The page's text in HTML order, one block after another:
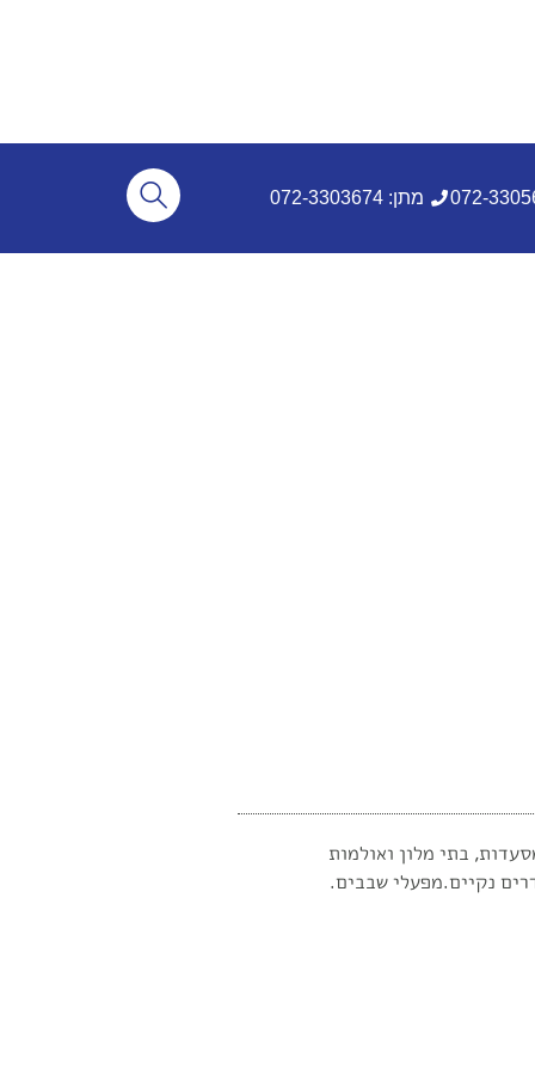
מתן: 072-3303674
בתי מלון ואולמות
נקיים.מפעלי שבבים.